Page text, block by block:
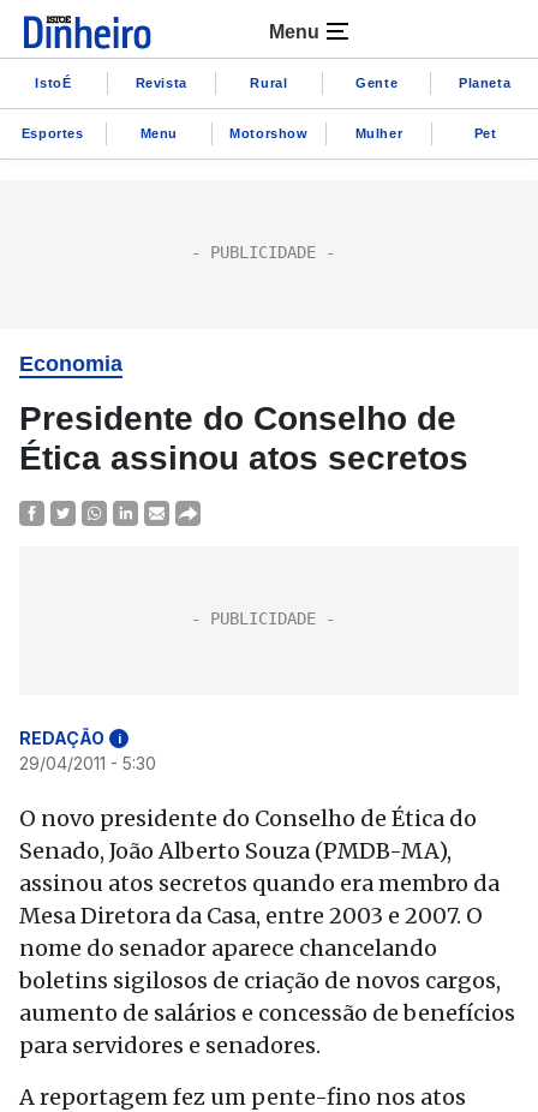
Menu
IstoÉ Revista Rural Gente Planeta
Esportes Menu Motorshow Mulher Pet
Economia
Presidente do Conselho de
Ética assinou atos secretos
REDAÇÃO i
29/04/2011 - 5:30
O novo presidente do Conselho de Ética do
Senado, João Alberto Souza (PMDB-MA),
assinou atos secretos quando era membro da
Mesa Diretora da Casa, entre 2003 e 2007. O
nome do senador aparece chancelando
boletins sigilosos de criação de novos cargos,
aumento de salários e concessão de benefícios
para servidores e senadores.
A reportagem fez um pente-fino nos atos